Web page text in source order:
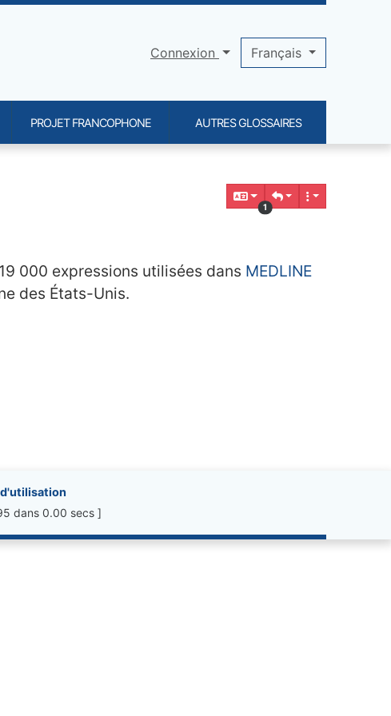
1
000 expressions utilisées dans MEDLINE
des États-Unis.
dans 0.00 secs ]
Connexion Français
PROJET FRANCOPHONE AUTRES GLOSSAIRES